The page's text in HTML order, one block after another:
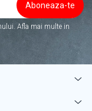
Afla mai multe in